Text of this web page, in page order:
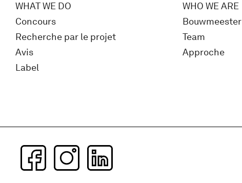
WHAT WE DO
Concours
Recherche par le projet
Avis
Label
WHO WE ARE
Bouwmeester
Team
Approche